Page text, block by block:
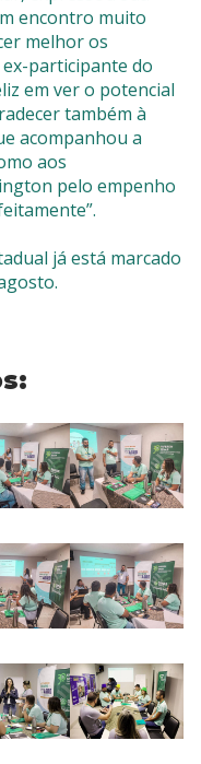
encontro muito
melhor os
participante do
em ver o potencial
também à
acompanhou a
aos
pelo empenho
já está marcado